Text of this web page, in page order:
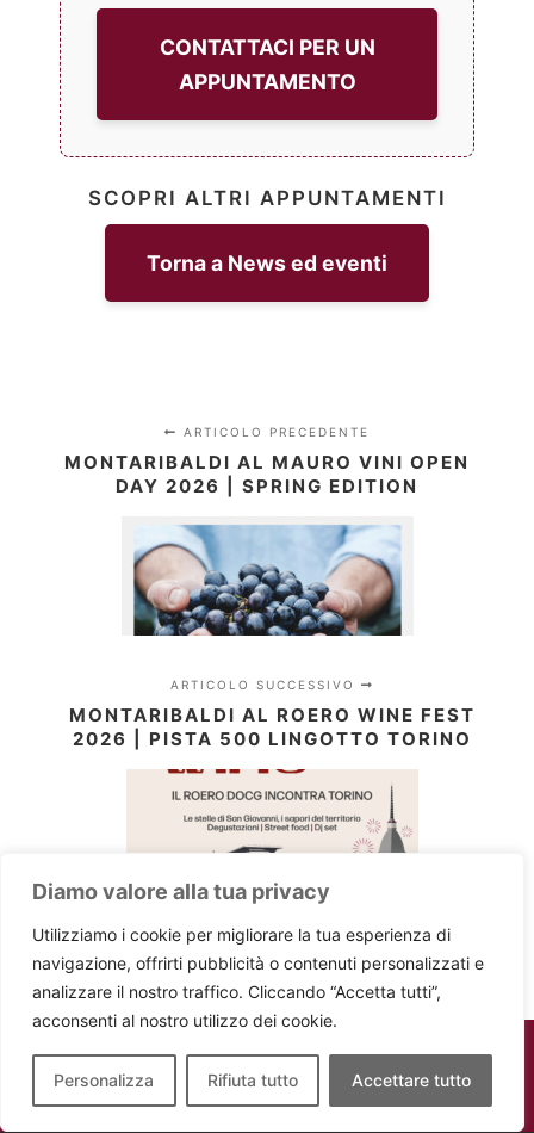
Diamo valore alla tua privacy
Utilizziamo i cookie per migliorare la tua esperienza di
navigazione, offrirti pubblicità o contenuti personalizzati e
analizzare il nostro traffico. Cliccando “Accetta tutti”,
acconsenti al nostro utilizzo dei cookie.
Personalizza Rifiuta tutto Accettare tutto
CONTATTACI PER UN
APPUNTAMENTO
SCOPRI ALTRI APPUNTAMENTI
Torna a News ed eventi
ARTICOLO PRECEDENTE
MONTARIBALDI AL MAURO VINI OPEN
DAY 2026 | SPRING EDITION
ARTICOLO SUCCESSIVO
MONTARIBALDI AL ROERO WINE FEST
2026 | PISTA 500 LINGOTTO TORINO